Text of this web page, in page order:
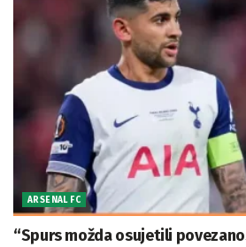
ARSENAL FC
“Spurs možda osujetili